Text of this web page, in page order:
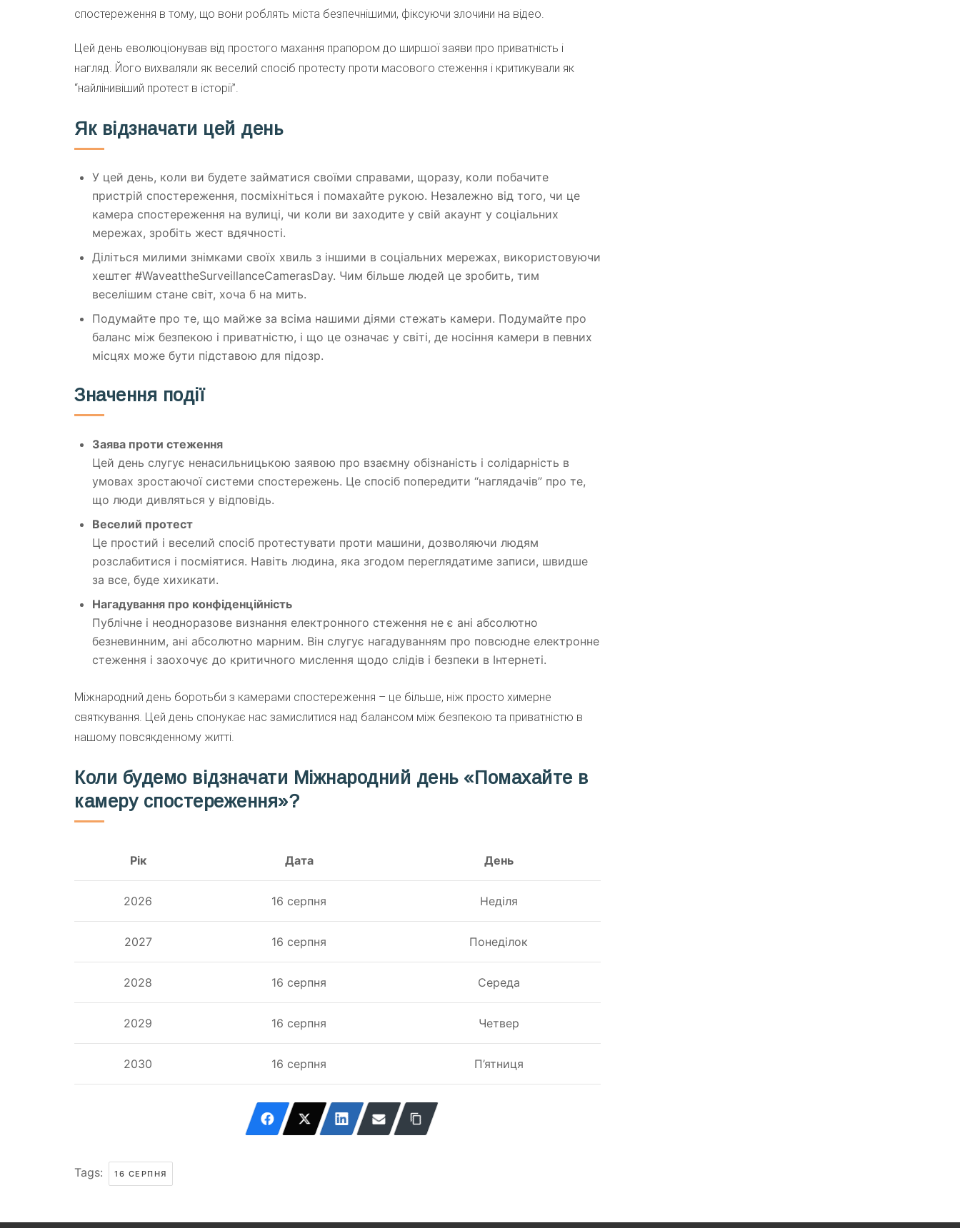
спостереження в тому, що вони роблять міста безпечнішими, фіксуючи злочини на відео.
Цей день еволюціонував від простого махання прапором до ширшої заяви про приватність і
нагляд. Його вихваляли як веселий спосіб протесту проти масового стеження і критикували як
“найлінивіший протест в історії”.
Як відзначати цей день
У цей день, коли ви будете займатися своїми справами, щоразу, коли побачите
пристрій спостереження, посміхніться і помахайте рукою. Незалежно від того, чи це
камера спостереження на вулиці, чи коли ви заходите у свій акаунт у соціальних
мережах, зробіть жест вдячності.
Діліться милими знімками своїх хвиль з іншими в соціальних мережах, використовуючи
хештег #WaveattheSurveillanceCamerasDay. Чим більше людей це зробить, тим
веселішим стане світ, хоча б на мить.
Подумайте про те, що майже за всіма нашими діями стежать камери. Подумайте про
баланс між безпекою і приватністю, і що це означає у світі, де носіння камери в певних
місцях може бути підставою для підозр.
Значення події
Заява проти стеження
Цей день слугує ненасильницькою заявою про взаємну обізнаність і солідарність в
умовах зростаючої системи спостережень. Це спосіб попередити “наглядачів” про те,
що люди дивляться у відповідь.
Веселий протест
Це простий і веселий спосіб протестувати проти машини, дозволяючи людям
розслабитися і посміятися. Навіть людина, яка згодом переглядатиме записи, швидше
за все, буде хихикати.
Нагадування про конфіденційність
Публічне і неодноразове визнання електронного стеження не є ані абсолютно
безневинним, ані абсолютно марним. Він слугує нагадуванням про повсюдне електронне
стеження і заохочує до критичного мислення щодо слідів і безпеки в Інтернеті.
Міжнародний день боротьби з камерами спостереження – це більше, ніж просто химерне
святкування. Цей день спонукає нас замислитися над балансом між безпекою та приватністю в
нашому повсякденному житті.
Коли будемо відзначати Міжнародний день «Помахайте в
камеру спостереження»?
Рік Дата День
2026 16 серпня Неділя
2027 16 серпня Понеділок
2028 16 серпня Середа
2029 16 серпня Четвер
2030 16 серпня П’ятниця
Tags: 16 СЕРПНЯ